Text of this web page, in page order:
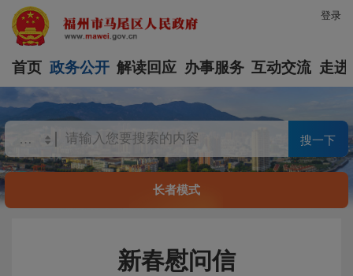
登录
首页 政务公开 解读回应 办事服务 互动交流 走进
搜一下
长者模式
新春慰问信